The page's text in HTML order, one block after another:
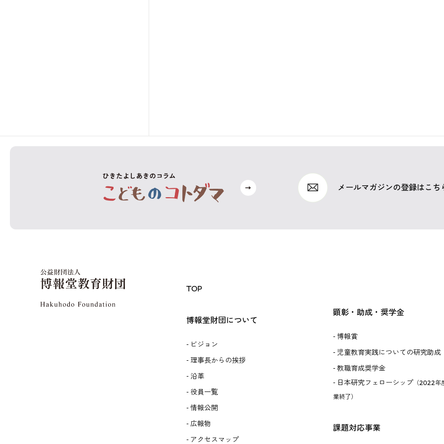
メールマガジンの登録はこち
TOP
博報堂財団について
ビジョン
理事長からの挨拶
沿革
役員一覧
情報公開
広報物
アクセスマップ
顕彰・助成・奨学金
博報賞
児童教育実践についての研究助成
教職育成奨学金
日本研究フェローシップ （2022年
業終了）
課題対応事業